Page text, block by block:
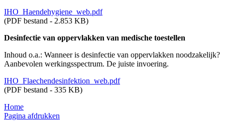
IHO_Haendehygiene_web.pdf
(PDF bestand - 2.853 KB)
Desinfectie van oppervlakken van medische toestellen
Inhoud o.a.: Wanneer is desinfectie van oppervlakken noodzakelijk?
Aanbevolen werkingsspectrum. De juiste invoering.
IHO_Flaechendesinfektion_web.pdf
(PDF bestand - 335 KB)
Home
Pagina afdrukken